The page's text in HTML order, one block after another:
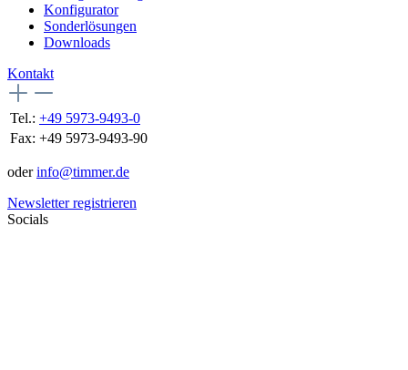
Konfigurator
Sonderlösungen
Downloads
Kontakt
Tel.: +49 5973-9493-0
Fax: +49 5973-9493-90
oderinfo@timmer.de
Newsletter registrieren
Socials